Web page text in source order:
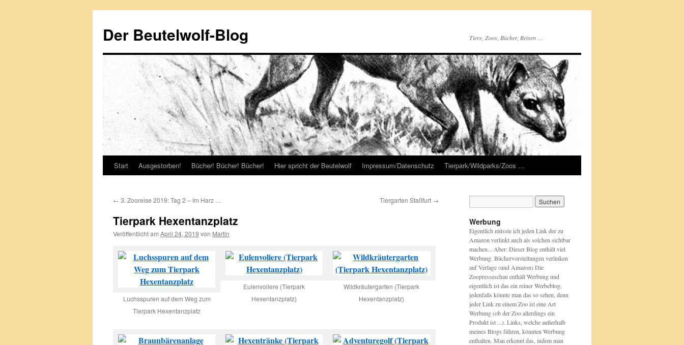
springen
Der Beutelwolf-Blog Tiere, Zoos, Bücher, Reisen …
Start Ausgestorben! Bücher! Bücher! Bücher! Hier spricht der Beutelwolf Impressum/Datenschutz Tierpark/Wildparks/Zoos …
← 3. Zooreise 2019: Tag 2 – Im Harz … Tiergarten Staßfurt →
Tierpark Hexentanzplatz
Veröffentlicht am April 24, 2019 von Martin
Luchsspuren auf dem Weg zum
Tierpark Hexentanzplatz
Eulenvoliere (Tierpark
Hexentanzplatz)
Wildkräutergarten (Tierpark
Hexentanzplatz)
Werbung
Eigentlich müsste ich jeden Link der zu
Amazon verlinkt auch als solchen sichtbar
machen... Aber: Dieser Blog enthält viel
Werbung. Büchervorstellungen verlinken
auf Verlage (und Amazon) Die
Zoopresseschau enthält Werbung und
eigentlich ist das ein reiner Werbeblog,
jedenfalls könnte man das so sehen, denn
jeder Link zu einem Zoo ist eine Art
Werbung (ob der Zoo allerdings ein
Produkt ist ...). Links, welche außerhalb
meines Blogs führen, könnten Werbung
enthalten. Man erkennt das, indem man